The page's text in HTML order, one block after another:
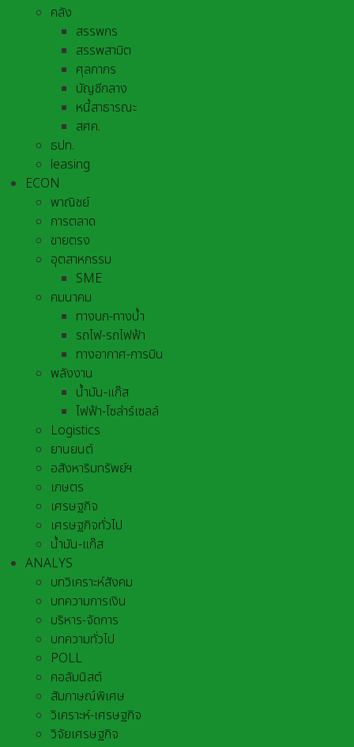
คลัง
สรรพกร
สรรพสามิต
ศุลกากร
บัญชีกลาง
หนี้สาธารณะ
สศค.
ธปท.
leasing
ECON
พาณิชย์
การตลาด
ขายตรง
อุตสาหกรรม
SME
คมนาคม
ทางบก-ทางน้ำ
รถไฟ-รถไฟฟ้า
ทางอากาศ-การบิน
พลังงาน
น้ำมัน-แก๊ส
ไฟฟ้า-โซล่าร์เซลล์
Logistics
ยานยนต์
อสังหาริมทรัพย์ฯ
เกษตร
เศรษฐกิจ
เศรษฐกิจทั่วไป
น้ำมัน-แก๊ส
ANALYS
บทวิเคราะห์สังคม
บทความการเงิน
บริหาร-จัดการ
บทความทั่วไป
POLL
คอลัมนิสต์
สัมภาษณ์พิเศษ
วิเคราะห์-เศรษฐกิจ
วิจัยเศรษฐกิจ